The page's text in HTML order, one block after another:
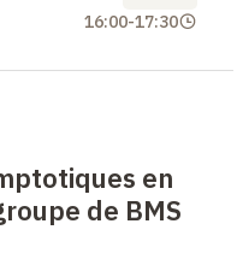
16:00-17:30
en
de BMS